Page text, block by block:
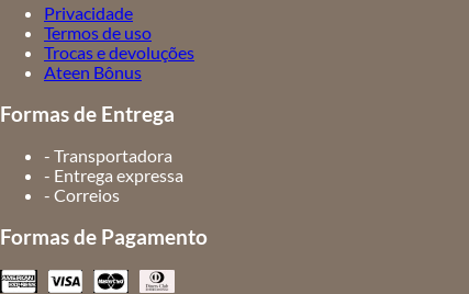
Privacidade
Termos de uso
Trocas e devoluções
Ateen Bônus
Formas de Entrega
- Transportadora
- Entrega expressa
- Correios
Formas de Pagamento